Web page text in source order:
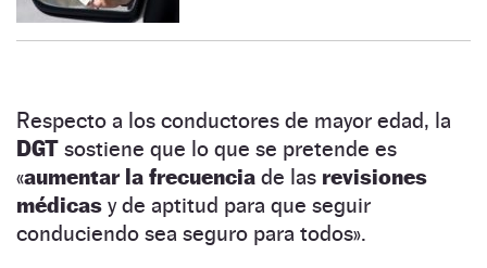
Respecto a los conductores de mayor edad, la
DGT sostiene que lo que se pretende es
«aumentar la frecuencia de las revisiones
médicas y de aptitud para que seguir
conduciendo sea seguro para todos».